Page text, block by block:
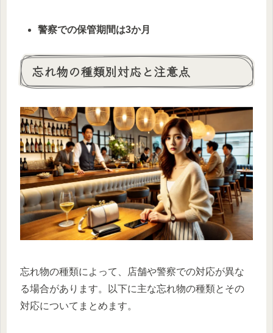
警察での保管期間は3か月
忘れ物の種類別対応と注意点
忘れ物の種類によって、店舗や警察での対応が異な
る場合があります。
以下に主な忘れ物の種類とその
対応についてまとめます。